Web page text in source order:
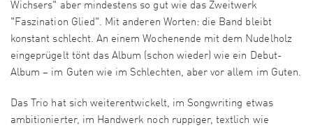
Wichsers" aber mindestens so gut wie das Zweitwerk
"Faszination Glied". Mit anderen Worten: die Band bleibt
konstant schlecht. An einem Wochenende mit dem Nudelholz
eingeprügelt tönt das Album (schon wieder) wie ein Debut-
Album – im Guten wie im Schlechten, aber vor allem im Guten.
Das Trio hat sich weiterentwickelt, im Songwriting etwas
ambitionierter, im Handwerk noch ruppiger, textlich wie